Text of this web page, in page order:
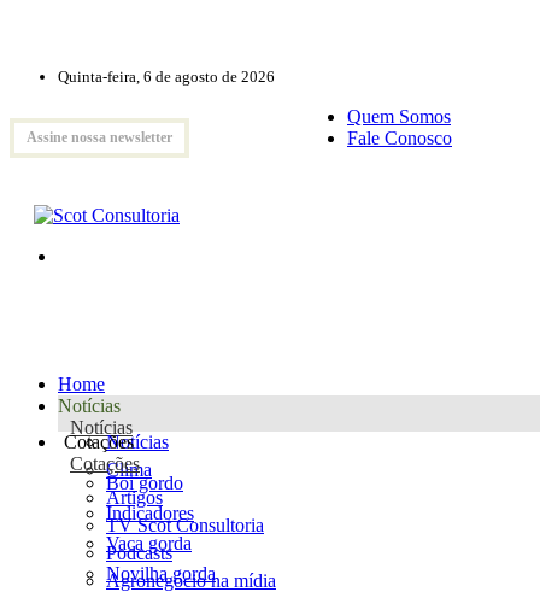
Quinta-feira, 6 de agosto de 2026
Assine nossa newsletter
Quem Somos
Fale Conosco
Home
Notícias
Notícias
Notícias
Clima
Artigos
TV Scot Consultoria
Podcasts
Agronegócio na mídia
Cotações
Cotações
Boi gordo
Indicadores
Vaca gorda
Novilha gorda